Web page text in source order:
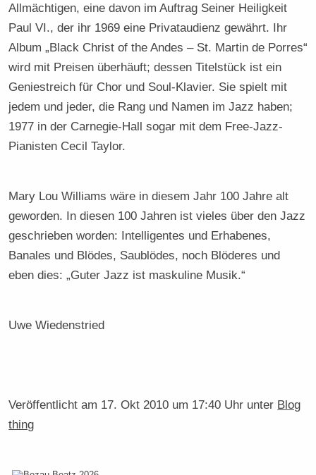
Allmächtigen, eine davon im Auftrag Seiner Heiligkeit
Paul VI., der ihr 1969 eine Privataudienz gewährt. Ihr
Album „Black Christ of the Andes – St. Martin de Porres“
wird mit Preisen überhäuft; dessen Titelstück ist ein
Geniestreich für Chor und Soul-Klavier. Sie spielt mit
jedem und jeder, die Rang und Namen im Jazz haben;
1977 in der Carnegie-Hall sogar mit dem Free-Jazz-
Pianisten Cecil Taylor.
Mary Lou Williams wäre in diesem Jahr 100 Jahre alt
geworden. In diesen 100 Jahren ist vieles über den Jazz
geschrieben worden: Intelligentes und Erhabenes,
Banales und Blödes, Saublödes, noch Blöderes und
eben dies: „Guter Jazz ist maskuline Musik.“
Uwe Wiedenstried
Veröffentlicht am 17. Okt 2010 um 17:40 Uhr unter Blog
thing